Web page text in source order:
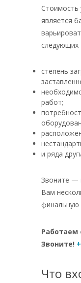
Стоимость
является
следующих
степень
работ;
и ряда
Звоните —
Вам
финальную
Работаем
Звоните!
Что